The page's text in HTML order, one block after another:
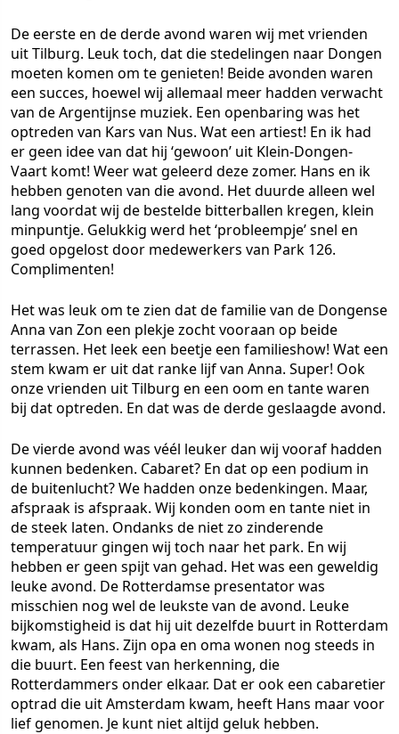
De eerste en de derde avond waren wij met vrienden
uit Tilburg. Leuk toch, dat die stedelingen naar Dongen
moeten komen om te genieten! Beide avonden waren
een succes, hoewel wij allemaal meer hadden verwacht
van de Argentijnse muziek. Een openbaring was het
optreden van Kars van Nus. Wat een artiest! En ik had
er geen idee van dat hij ‘gewoon’ uit Klein-Dongen-
Vaart komt! Weer wat geleerd deze zomer. Hans en ik
hebben genoten van die avond. Het duurde alleen wel
lang voordat wij de bestelde bitterballen kregen, klein
minpuntje. Gelukkig werd het ‘probleempje’ snel en
goed opgelost door medewerkers van Park 126.
Complimenten!
Het was leuk om te zien dat de familie van de Dongense
Anna van Zon een plekje zocht vooraan op beide
terrassen. Het leek een beetje een familieshow! Wat een
stem kwam er uit dat ranke lijf van Anna. Super! Ook
onze vrienden uit Tilburg en een oom en tante waren
bij dat optreden. En dat was de derde geslaagde avond.
De vierde avond was véél leuker dan wij vooraf hadden
kunnen bedenken. Cabaret? En dat op een podium in
de buitenlucht? We hadden onze bedenkingen. Maar,
afspraak is afspraak. Wij konden oom en tante niet in
de steek laten. Ondanks de niet zo zinderende
temperatuur gingen wij toch naar het park. En wij
hebben er geen spijt van gehad. Het was een geweldig
leuke avond. De Rotterdamse presentator was
misschien nog wel de leukste van de avond. Leuke
bijkomstigheid is dat hij uit dezelfde buurt in Rotterdam
kwam, als Hans. Zijn opa en oma wonen nog steeds in
die buurt. Een feest van herkenning, die
Rotterdammers onder elkaar. Dat er ook een cabaretier
optrad die uit Amsterdam kwam, heeft Hans maar voor
lief genomen. Je kunt niet altijd geluk hebben.